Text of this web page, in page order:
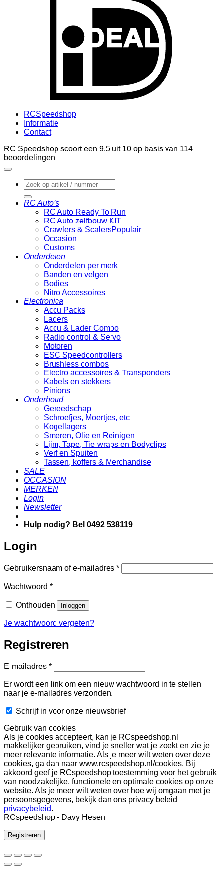
RCSpeedshop
Informatie
Contact
RC Speedshop scoort een 9.5 uit 10 op basis van 114
beoordelingen
Zoeken
naar:
RC Auto’s
RC Auto Ready To Run
RC Auto zelfbouw KIT
Crawlers & Scalers
Occasion
Customs
Onderdelen
Onderdelen per merk
Banden en velgen
Bodies
Nitro Accessoires
Electronica
Accu Packs
Laders
Accu & Lader Combo
Radio control & Servo
Motoren
ESC Speedcontrollers
Brushless combos
Electro accessoires & Transponders
Kabels en stekkers
Pinions
Onderhoud
Gereedschap
Schroefjes, Moertjes, etc
Kogellagers
Smeren, Olie en Reinigen
Lijm, Tape, Tie-wraps en Bodyclips
Verf en Spuiten
Tassen, koffers & Merchandise
SALE
OCCASION
MERKEN
Login
Newsletter
Hulp nodig? Bel 0492 538119
Login
Gebruikersnaam of e-mailadres *Vereist
Wachtwoord *Vereist
Onthouden Inloggen
Je wachtwoord vergeten?
Registreren
E-mailadres *Vereist
Er wordt een link om een nieuw wachtwoord in te stellen
naar je e-mailadres verzonden.
Schrijf in voor onze nieuwsbrief
Gebruik van cookies
Als je cookies accepteert, kan je RCspeedshop.nl
makkelijker gebruiken, vind je sneller wat je zoekt en zie je
meer relevante informatie. Als je meer wilt weten over deze
cookies, ga dan naar www.rcspeedshop.nl/cookies. Bij
akkoord geef je RCspeedshop toestemming voor het gebruik
van noodzakelijke, functionele en optimale cookies op onze
website. Als je meer wilt weten over hoe wij omgaan met je
persoonsgegevens, bekijk dan ons privacy beleid
privacybeleid.
RCspeedshop - Davy Hesen
Registreren